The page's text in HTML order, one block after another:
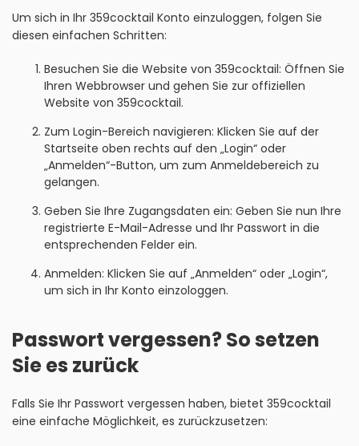
Um sich in Ihr 359cocktail Konto einzuloggen, folgen Sie
diesen einfachen Schritten:
Besuchen Sie die Website von 359cocktail: Öffnen Sie
Ihren Webbrowser und gehen Sie zur offiziellen
Website von 359cocktail.
Zum Login-Bereich navigieren: Klicken Sie auf der
Startseite oben rechts auf den „Login“ oder
„Anmelden“-Button, um zum Anmeldebereich zu
gelangen.
Geben Sie Ihre Zugangsdaten ein: Geben Sie nun Ihre
registrierte E-Mail-Adresse und Ihr Passwort in die
entsprechenden Felder ein.
Anmelden: Klicken Sie auf „Anmelden“ oder „Login“,
um sich in Ihr Konto einzologgen.
Passwort vergessen? So setzen
Sie es zurück
Falls Sie Ihr Passwort vergessen haben, bietet 359cocktail
eine einfache Möglichkeit, es zurückzusetzen: